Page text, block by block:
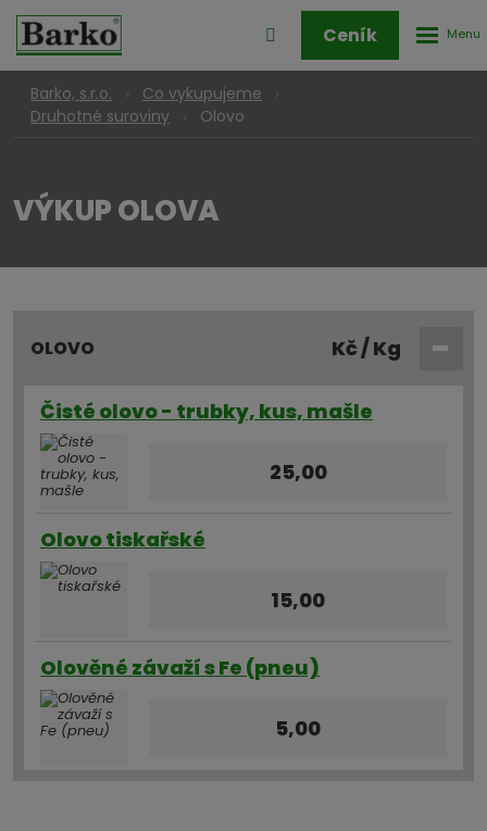
Přihlášení
Ceník
Barko, s.r.o.
Co vykupujeme
Druhotné suroviny
Olovo
VÝKUP OLOVA
OLOVO Kč / Kg
Čisté olovo - trubky, kus, mašle
25,00
Olovo tiskařské
15,00
Olověné závaží s Fe (pneu)
5,00